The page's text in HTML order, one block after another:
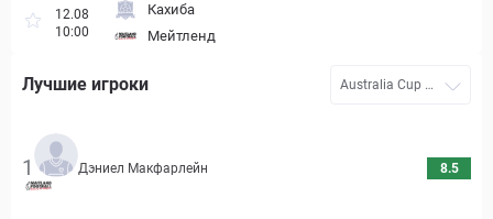
12.08
10:00
Кахиба
Мейтленд
Лучшие игроки
Australia Cup 20
1 Дэниел Макфарлейн 8.5